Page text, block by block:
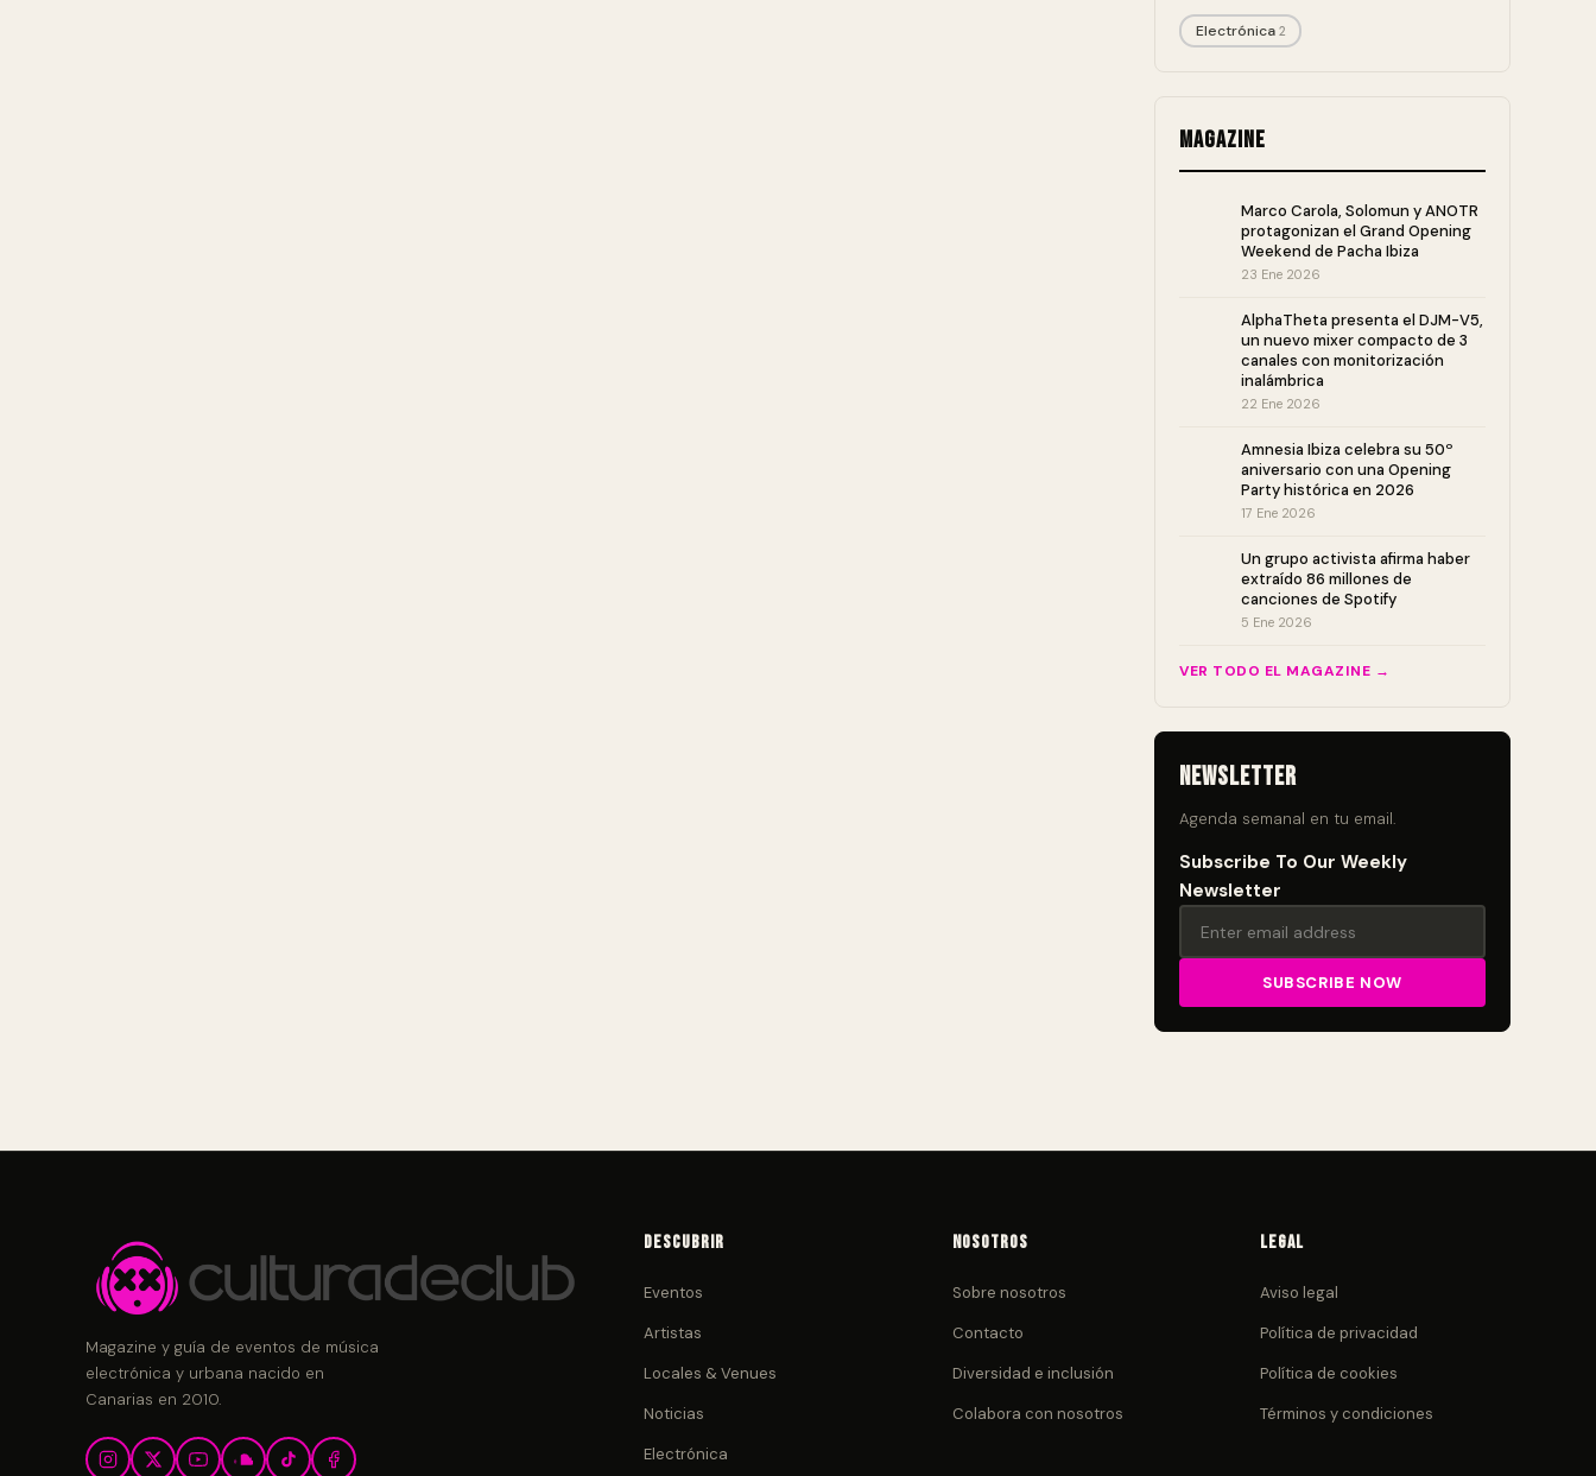
Electrónica 2
Magazine
Marco Carola, Solomun y ANOTR
protagonizan el Grand Opening
Weekend de Pacha Ibiza
23 Ene 2026
AlphaTheta presenta el DJM-V5,
un nuevo mixer compacto de 3
canales con monitorización
inalámbrica
22 Ene 2026
Amnesia Ibiza celebra su 50º
aniversario con una Opening
Party histórica en 2026
17 Ene 2026
Un grupo activista afirma haber
extraído 86 millones de
canciones de Spotify
5 Ene 2026
VER TODO EL MAGAZINE →
Newsletter
Agenda semanal en tu email.
Subscribe To Our Weekly
Newsletter
Magazine y guía de eventos de música
electrónica y urbana nacido en
Canarias en 2010.
Descubrir
Eventos
Artistas
Locales & Venues
Noticias
Electrónica
Nosotros
Sobre nosotros
Contacto
Diversidad e inclusión
Colabora con nosotros
Legal
Aviso legal
Política de privacidad
Política de cookies
Términos y condiciones